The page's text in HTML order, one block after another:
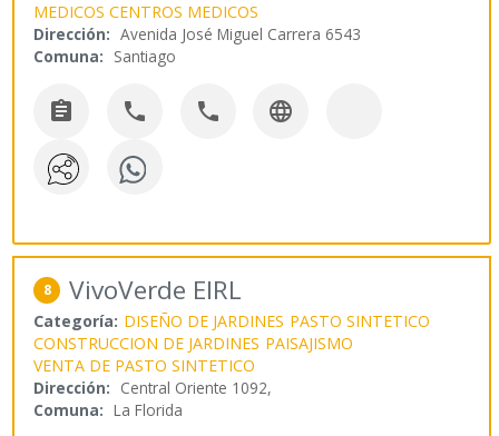
MEDICOS CENTROS MEDICOS
Dirección: Avenida José Miguel Carrera 6543
Comuna: Santiago
   
8 VivoVerde EIRL
Categoría: DISEÑO DE JARDINES PASTO SINTETICO
CONSTRUCCION DE JARDINES PAISAJISMO
VENTA DE PASTO SINTETICO
Dirección: Central Oriente 1092,
Comuna: La Florida